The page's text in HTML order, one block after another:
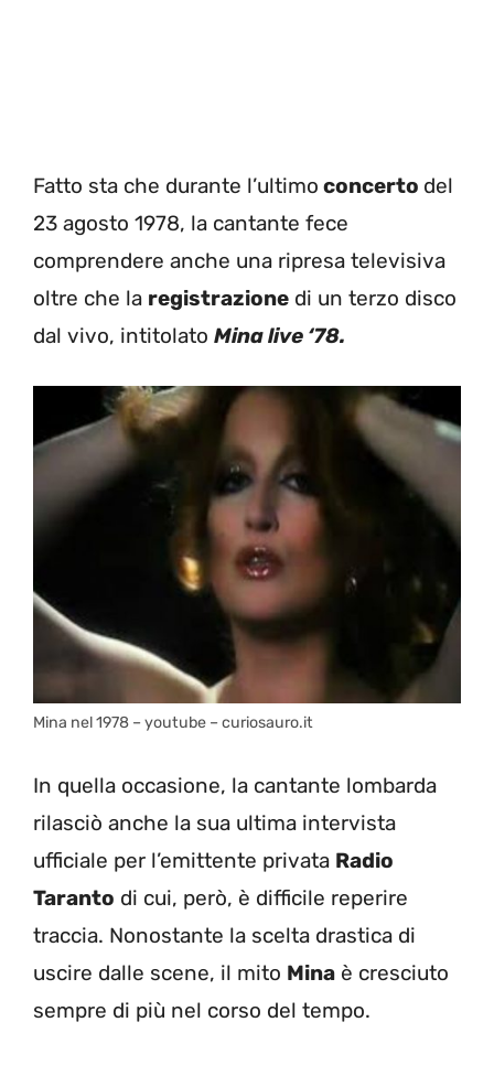
Fatto sta che durante l’ultimo concerto del
23 agosto 1978, la cantante fece
comprendere anche una ripresa televisiva
oltre che la registrazione di un terzo disco
dal vivo, intitolato Mina live ‘78.
Mina nel 1978 – youtube – curiosauro.it
In quella occasione, la cantante lombarda
rilasciò anche la sua ultima intervista
ufficiale per l’emittente privata Radio
Taranto di cui, però, è difficile reperire
traccia. Nonostante la scelta drastica di
uscire dalle scene, il mito Mina è cresciuto
sempre di più nel corso del tempo.